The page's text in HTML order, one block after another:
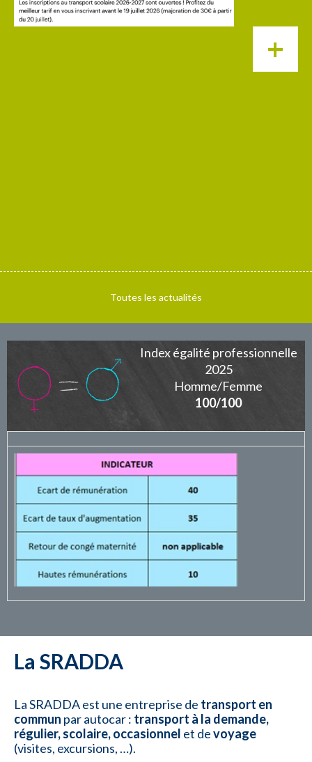
+
Toutes les actualités
Index égalité professionnelle
2025
Homme/Femme
100/100
La SRADDA
La SRADDA est une entreprise de transport en
commun par autocar : transport à la demande,
régulier, scolaire, occasionnel et devoyage
(visites, excursions, …).